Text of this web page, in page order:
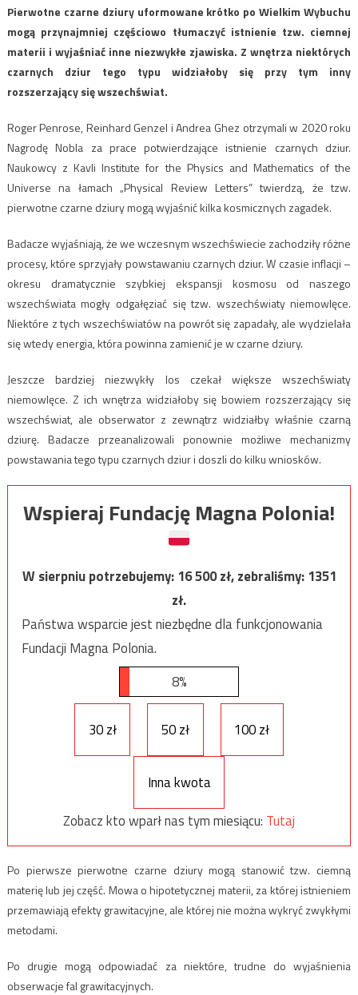
Pierwotne czarne dziury uformowane krótko po Wielkim Wybuchu
mogą przynajmniej częściowo tłumaczyć istnienie tzw. ciemnej
materii i wyjaśniać inne niezwykłe zjawiska. Z wnętrza niektórych
czarnych dziur tego typu widziałoby się przy tym inny
rozszerzający się wszechświat.
Roger Penrose, Reinhard Genzel i Andrea Ghez otrzymali w 2020 roku
Nagrodę Nobla za prace potwierdzające istnienie czarnych dziur.
Naukowcy z Kavli Institute for the Physics and Mathematics of the
Universe na łamach „Physical Review Letters” twierdzą, że tzw.
pierwotne czarne dziury mogą wyjaśnić kilka kosmicznych zagadek.
Badacze wyjaśniają, że we wczesnym wszechświecie zachodziły różne
procesy, które sprzyjały powstawaniu czarnych dziur. W czasie inflacji –
okresu dramatycznie szybkiej ekspansji kosmosu od naszego
wszechświata mogły odgałęziać się tzw. wszechświaty niemowlęce.
Niektóre z tych wszechświatów na powrót się zapadały, ale wydzielała
się wtedy energia, która powinna zamienić je w czarne dziury.
Jeszcze bardziej niezwykły los czekał większe wszechświaty
niemowlęce. Z ich wnętrza widziałoby się bowiem rozszerzający się
wszechświat, ale obserwator z zewnątrz widziałby właśnie czarną
dziurę. Badacze przeanalizowali ponownie możliwe mechanizmy
powstawania tego typu czarnych dziur i doszli do kilku wniosków.
Wspieraj Fundację Magna Polonia!
W sierpniu potrzebujemy:16 500zł, zebraliśmy:1351
zł.
Państwa wsparcie jest niezbędne dla funkcjonowania
Fundacji Magna Polonia.
8%
30 zł 50 zł 100 zł
Inna kwota
Zobacz kto wparł nas tym miesiącu: Tutaj
Po pierwsze pierwotne czarne dziury mogą stanowić tzw. ciemną
materię lub jej część. Mowa o hipotetycznej materii, za której istnieniem
przemawiają efekty grawitacyjne, ale której nie można wykryć zwykłymi
metodami.
Po drugie mogą odpowiadać za niektóre, trudne do wyjaśnienia
obserwacje fal grawitacyjnych.